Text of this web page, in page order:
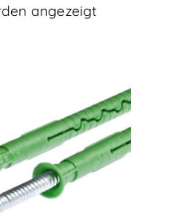
angezeigt